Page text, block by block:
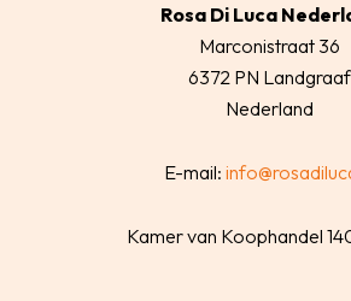
Rosa Di Luca
Marconistraat 36
6372 PN Landgraaf
Nederland
E-mail:
Kamer van Koophandel